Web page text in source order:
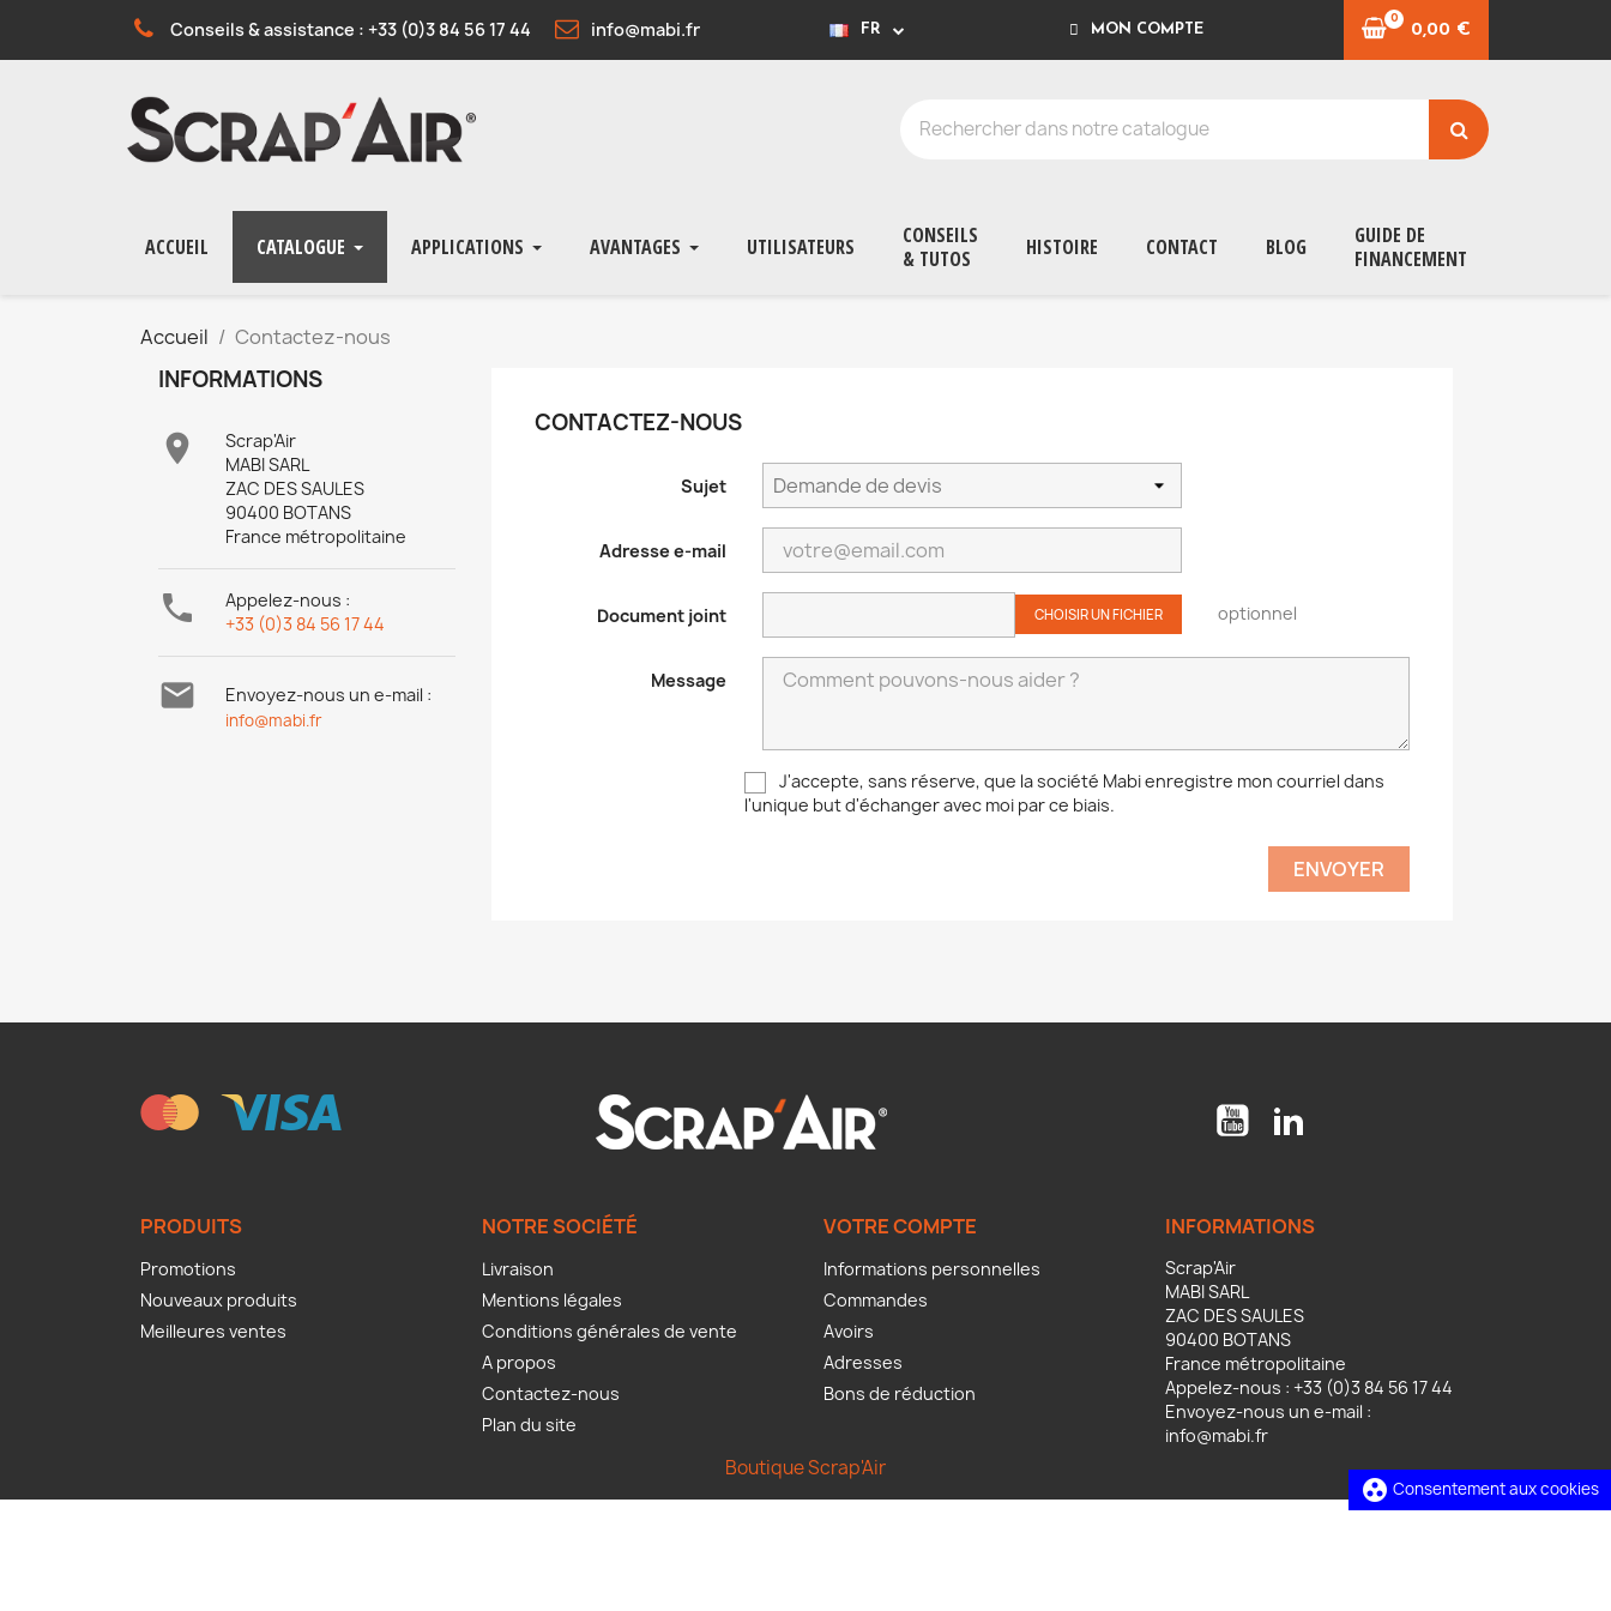
Conseils & assistance : +33 (0)3 84 56 17 44 info@mabi.fr FR MON COMPTE 0,00 €
ACCUEIL CATALOGUE APPLICATIONS AVANTAGES UTILISATEURS
CONSEILS
& TUTOS
HISTOIRE CONTACT BLOG
GUIDE DE
FINANCEMENT
Accueil Contactez-nous
INFORMATIONS

Scrap'Air
MABI SARL
ZAC DES SAULES
90400 BOTANS
France métropolitaine

Appelez-nous :
+33 (0)3 84 56 17 44
 Envoyez-nous un e-mail :
info@mabi.fr
CONTACTEZ-NOUS
Sujet
Adresse e-mail
Document joint CHOISIR UN FICHIER optionnel
Message
J'accepte, sans réserve, que la société Mabi enregistre mon courriel dans
l'unique but d'échanger avec moi par ce biais.
YouTube
PRODUITS
Promotions
Nouveaux produits
Meilleures ventes
NOTRE SOCIÉTÉ
Livraison
Mentions légales
Conditions générales de vente
A propos
Contactez-nous
Plan du site
VOTRE COMPTE
Informations personnelles
Commandes
Avoirs
Adresses
Bons de réduction
INFORMATIONS
Scrap'Air
MABI SARL
ZAC DES SAULES
90400 BOTANS
France métropolitaine
Appelez-nous : +33 (0)3 84 56 17 44
Envoyez-nous un e-mail :
info@mabi.fr
Boutique Scrap'Air
group_work Consentement aux cookies